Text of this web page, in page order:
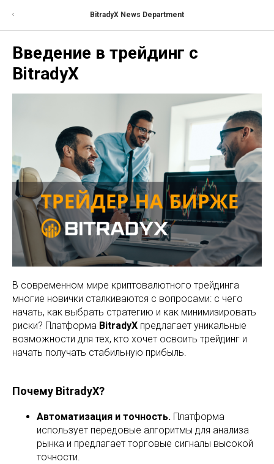
BitradyX News Department
Введение в трейдинг с
BitradyX
В современном мире криптовалютного трейдинга
многие новички сталкиваются с вопросами: с чего
начать, как выбрать стратегию и как минимизировать
риски? Платформа BitradyX предлагает уникальные
возможности для тех, кто хочет освоить трейдинг и
начать получать стабильную прибыль.
Почему BitradyX?
Автоматизация и точность. Платформа
использует передовые алгоритмы для анализа
рынка и предлагает торговые сигналы высокой
точности.